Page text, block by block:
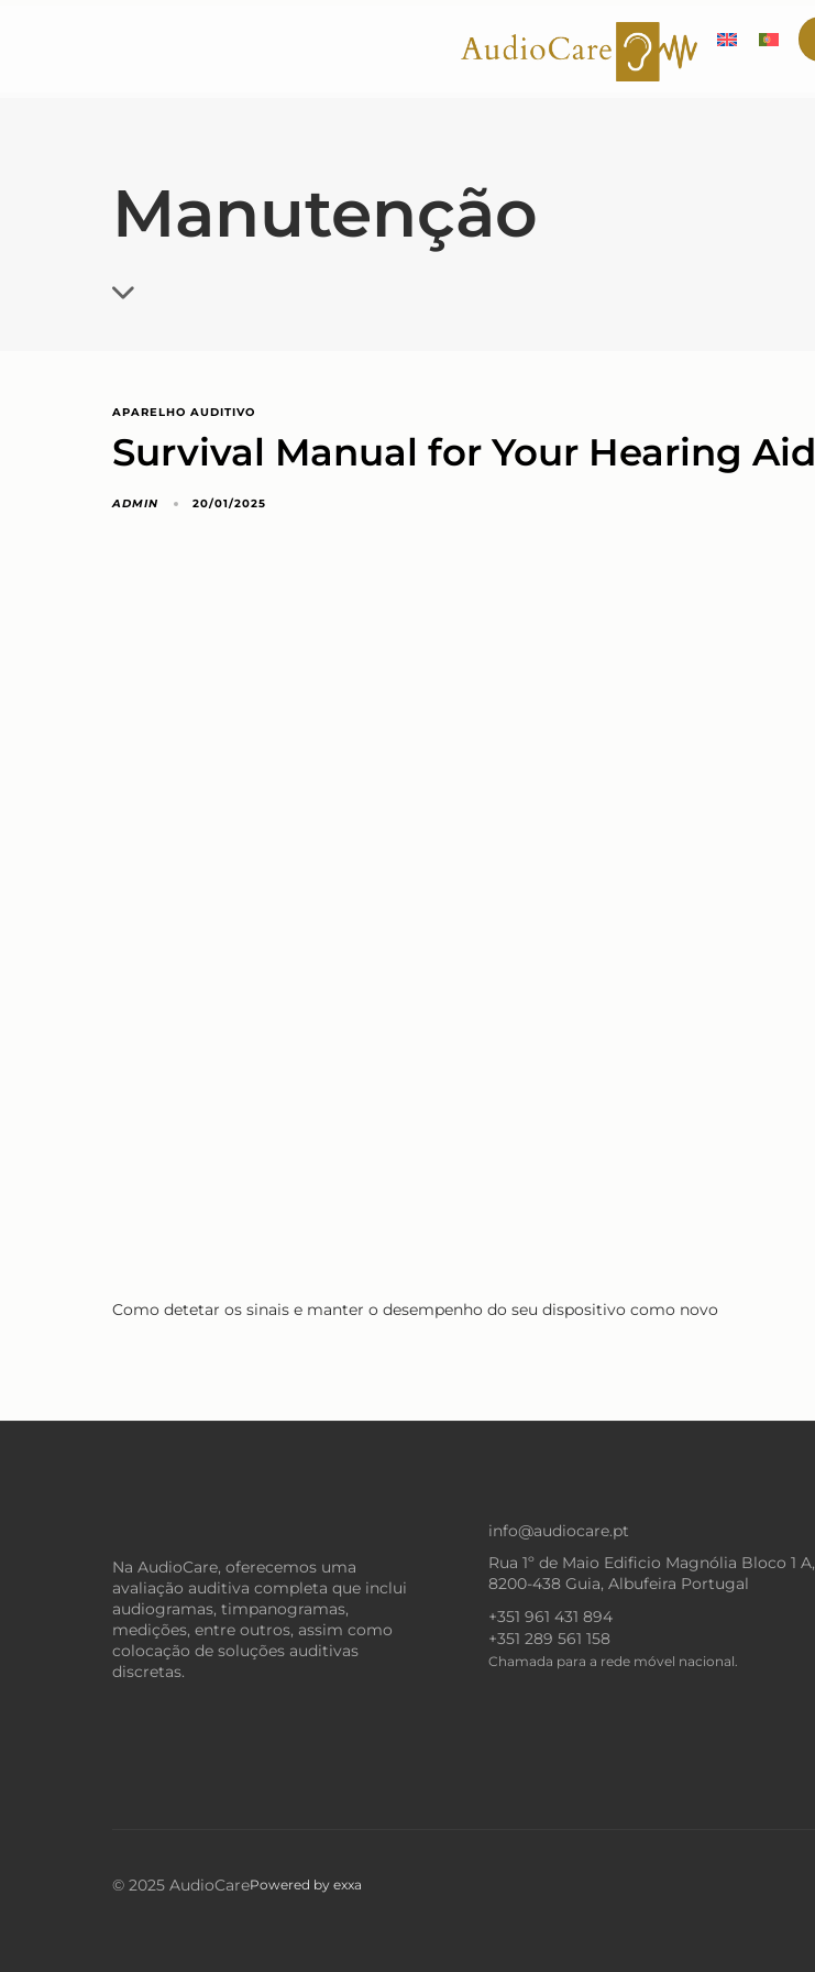
Manutenção
APARELHO AUDITIVO
Survival Manual for Your Hearing Aid
ADMIN 20/01/2025
Como detetar os sinais e manter o desempenho do seu dispositivo como novo
Na AudioCare, oferecemos uma
avaliação auditiva completa que inclui
audiogramas, timpanogramas,
medições, entre outros, assim como
colocação de soluções auditivas
discretas.
info@audiocare.pt
Rua 1º de Maio Edificio Magnólia Bloco 1 A,
8200-438 Guia, Albufeira Portugal
+351 961 431 894
+351 289 561 158
Chamada para a rede móvel nacional.
© 2025 AudioCarePowered by exxa